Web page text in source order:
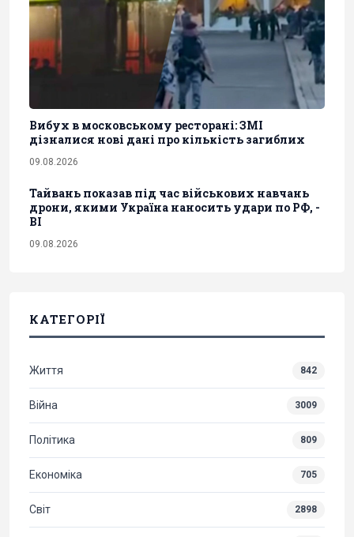
Вибух в московському ресторані: ЗМІ
дізналися нові дані про кількість загиблих
09.08.2026
Тайвань показав під час військових навчань
дрони, якими Україна наносить удари по РФ, -
BI
09.08.2026
КАТЕГОРІЇ
Життя 842
Війна 3009
Політика 809
Економіка 705
Світ 2898